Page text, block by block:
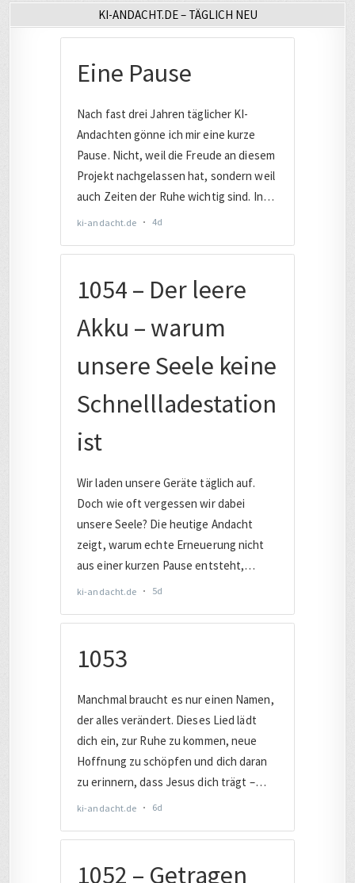
KI-ANDACHT.DE – TÄGLICH NEU